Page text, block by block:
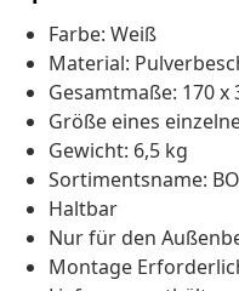
Farbe: Weiß
Material:
Gesamtmaße: 170 x
Größe eines
Gewicht: 6,5 kg
Sortimentsname:
Haltbar
Nur für den
Montage